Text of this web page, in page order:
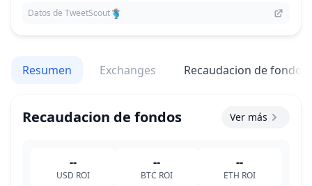
Datos de TweetScout
Resumen Exchanges Recaudacion de fondos
Recaudacion de fondos Ver más
--
USD ROI
--
BTC ROI
--
ETH ROI